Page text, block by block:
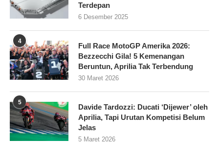
Terdepan
6 Desember 2025
4
Full Race MotoGP Amerika 2026:
Bezzecchi Gila! 5 Kemenangan
Beruntun, Aprilia Tak Terbendung
30 Maret 2026
5
Davide Tardozzi: Ducati ‘Dijewer’ oleh
Aprilia, Tapi Urutan Kompetisi Belum
Jelas
5 Maret 2026